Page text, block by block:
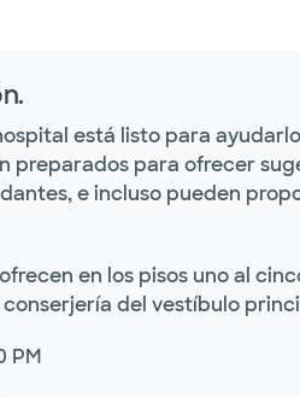
está listo para
preparados para ofrecer
e incluso pueden
en los pisos uno al
del vestíbulo
PM